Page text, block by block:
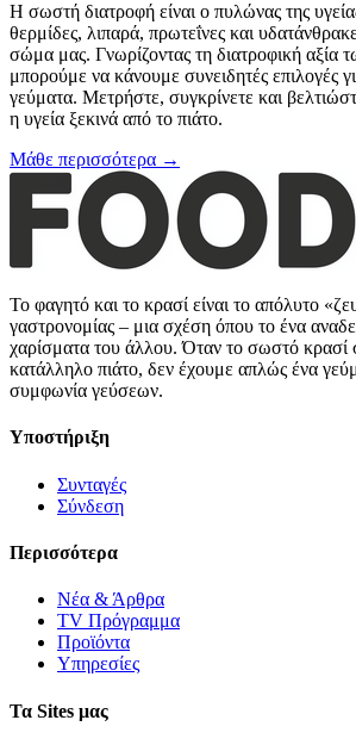
Η σωστή διατροφή είναι ο πυλώνας της
θερμίδες, λιπαρά, πρωτεΐνες και
σώμα μας. Γνωρίζοντας τη διατροφική αξία
μπορούμε να κάνουμε συνειδητές επιλογές
γεύματα. Μετρήστε, συγκρίνετε και
η υγεία ξεκινά από το πιάτο.
Μάθε περισσότερα →
Το φαγητό και το κρασί είναι το απόλυτο
γαστρονομίας – μια σχέση όπου το ένα
χαρίσματα του άλλου. Όταν το σωστό κρασί
κατάλληλο πιάτο, δεν έχουμε απλώς ένα
συμφωνία γεύσεων.
Υποστήριξη
Συνταγές
Σύνδεση
Περισσότερα
Νέα & Άρθρα
TV Πρόγραμμα
Προϊόντα
Υπηρεσίες
Τα Sites μας